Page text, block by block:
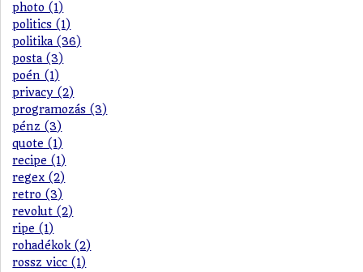
photo (1)
politics (1)
politika (36)
posta (3)
poén (1)
privacy (2)
programozás (3)
pénz (3)
quote (1)
recipe (1)
regex (2)
retro (3)
revolut (2)
ripe (1)
rohadékok (2)
rossz vicc (1)